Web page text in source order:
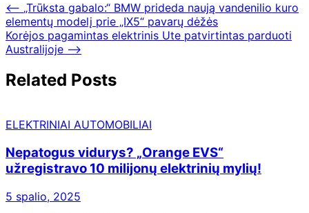
⟵ „Trūksta gabalo:“ BMW prideda naują vandenilio kuro
elementų modelį prie „IX5“ pavarų dėžės
Korėjos pagamintas elektrinis Ute patvirtintas parduoti
Australijoje ⟶
Related Posts
ELEKTRINIAI AUTOMOBILIAI
Nepatogus vidurys? „Orange EVS“
užregistravo 10 milijonų elektrinių mylių!
5 spalio, 2025